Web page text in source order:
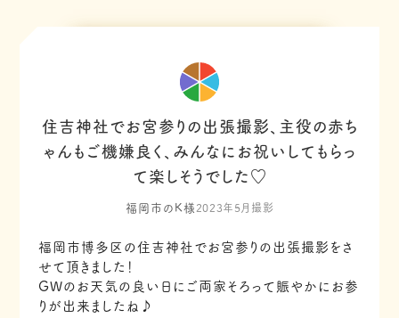
住吉神社でお宮参りの出張撮影、主役の赤ち
ゃんもご機嫌良く、みんなにお祝いしてもらっ
て楽しそうでした♡
福岡市のK様 2023年5月撮影
福岡市博多区の住吉神社でお宮参りの出張撮影をさ
せて頂きました！
GWのお天気の良い日にご両家そろって賑やかにお参
りが出来ましたね♪